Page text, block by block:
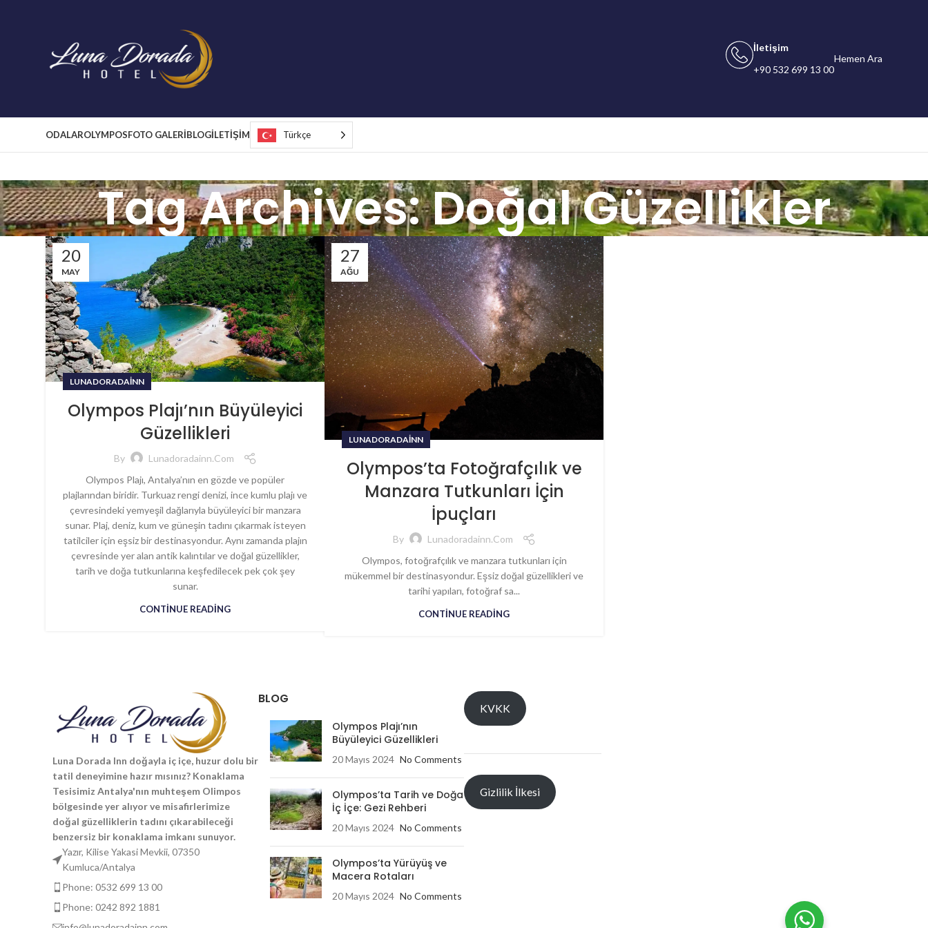
İletişim
+90 532 699 13 00
Hemen Ara
ODALAROLYMPOSFOTO GALERİBLOGİLETİŞİM Türkçe
Tag Archives: Doğal Güzellikler
20
MAY
LUNADORADAINN
Olympos Plajı’nın Büyüleyici
Güzellikleri
By
Lunadoradainn.com
Olympos Plajı, Antalya’nın en gözde ve popüler
plajlarından biridir. Turkuaz rengi denizi, ince kumlu plajı ve
çevresindeki yemyeşil dağlarıyla büyüleyici bir manzara
sunar. Plaj, deniz, kum ve güneşin tadını çıkarmak isteyen
tatilciler için eşsiz bir destinasyondur. Aynı zamanda plajın
çevresinde yer alan antik kalıntılar ve doğal güzellikler,
tarih ve doğa tutkunlarına keşfedilecek pek çok şey
sunar.
CONTINUE READING
27
AĞU
LUNADORADAINN
Olympos’ta Fotoğrafçılık ve
Manzara Tutkunları İçin
İpuçları
By
Lunadoradainn.com
Olympos, fotoğrafçılık ve manzara tutkunları için
mükemmel bir destinasyondur. Eşsiz doğal güzellikleri ve
tarihi yapıları, fotoğraf sa...
CONTINUE READING
Luna Dorada Inn doğayla iç içe, huzur dolu bir
tatil deneyimine hazır mısınız? Konaklama
Tesisimiz Antalya'nın muhteşem Olimpos
bölgesinde yer alıyor ve misafirlerimize
doğal güzelliklerin tadını çıkarabileceği
benzersiz bir konaklama imkanı sunuyor.
Yazır, Kilise Yakasi Mevkii, 07350
Kumluca/Antalya
Phone: 0532 699 13 00
Phone: 0242 892 1881
BLOG
Olympos Plajı’nın
Büyüleyici Güzellikleri
20 Mayıs 2024 No Comments
Olympos’ta Tarih ve Doğa
İç İçe: Gezi Rehberi
20 Mayıs 2024 No Comments
Olympos’ta Yürüyüş ve
Macera Rotaları
20 Mayıs 2024 No Comments
KVKK
Gizlilik İlkesi